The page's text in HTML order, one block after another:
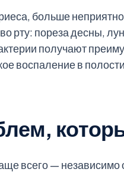
больше
рту: пореза десны,
получают
воспаление в
всего — независимо